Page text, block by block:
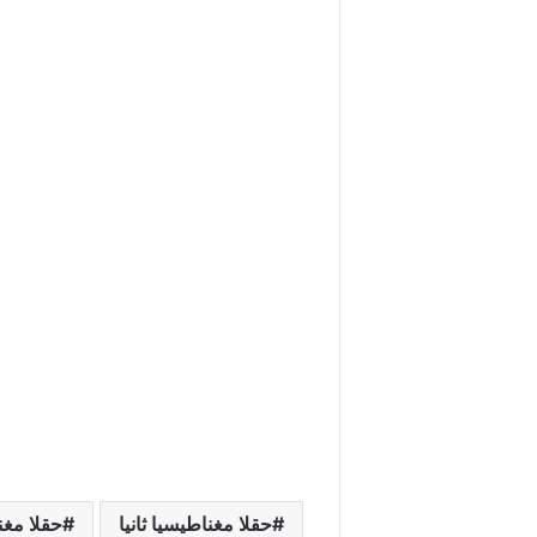
حقلا مغناطيسيا ثانيا حقلا